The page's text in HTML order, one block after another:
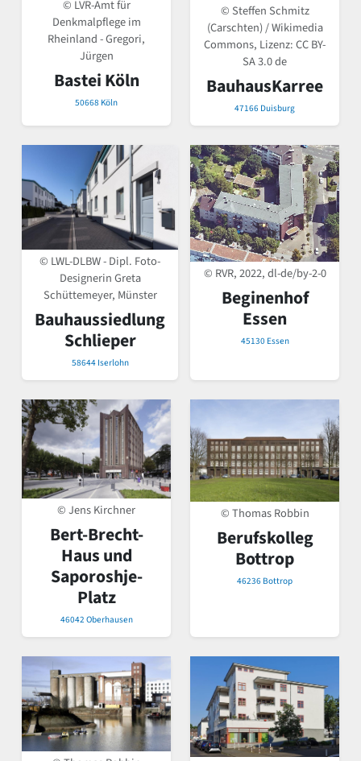
© LVR-Amt für
Denkmalpflege im
Rheinland - Gregori,
Jürgen
Bastei Köln
50668 Köln
© Steffen Schmitz
(Carschten) / Wikimedia
Commons, Lizenz:CC BY-
SA 3.0 de
BauhausKarree
47166 Duisburg
© LWL-DLBW - Dipl. Foto-
Designerin Greta
Schüttemeyer, Münster
Bauhaussiedlung
Schlieper
58644 Iserlohn
© RVR, 2022, dl-de/by-2-0
Beginenhof
Essen
45130 Essen
© Jens Kirchner
Bert-Brecht-
Haus und
Saporoshje-
Platz
46042 Oberhausen
© Thomas Robbin
Berufskolleg
Bottrop
46236 Bottrop